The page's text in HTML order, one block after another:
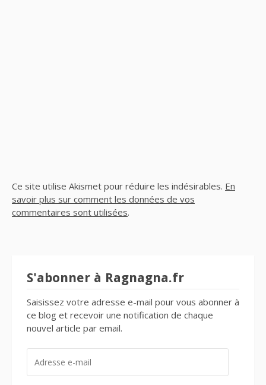
Ce site utilise Akismet pour réduire les indésirables. En
savoir plus sur comment les données de vos
commentaires sont utilisées.
S'abonner à Ragnagna.fr
Saisissez votre adresse e-mail pour vous abonner à
ce blog et recevoir une notification de chaque
nouvel article par email.
MAIL